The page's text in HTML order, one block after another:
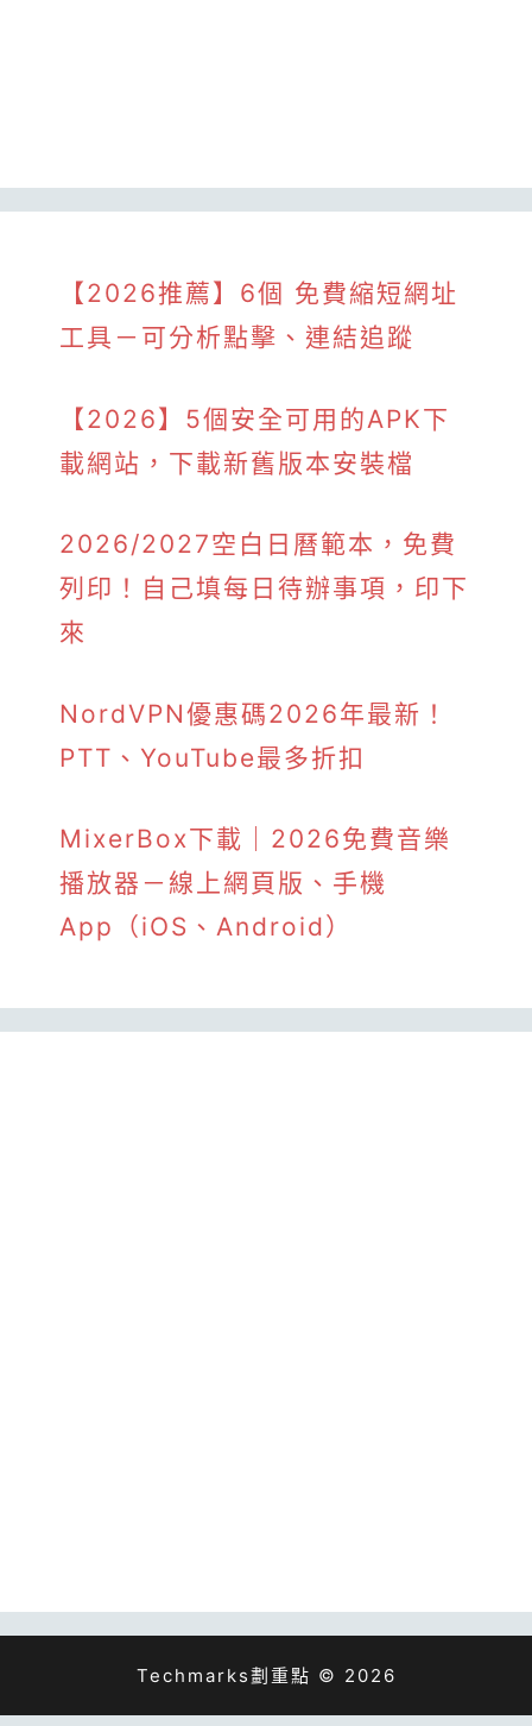
【2026推薦】6個 免費縮短網址
工具－可分析點擊、連結追蹤
【2026】5個安全可用的APK下
載網站，下載新舊版本安裝檔
2026/2027空白日曆範本，免費
列印！自己填每日待辦事項，印下
來
NordVPN優惠碼2026年最新！
PTT、YouTube最多折扣
MixerBox下載｜2026免費音樂
播放器－線上網頁版、手機
App（iOS、Android）
Techmarks劃重點 © 2026